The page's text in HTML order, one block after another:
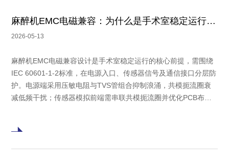
麻醉机EMC电磁兼容：为什么是手术室稳定运行的前提
2026-05-13
麻醉机EMC电磁兼容设计是手术室稳定运行的核心前提，需围绕
IEC 60601-1-2标准，在电源入口、传感器信号及通信接口分层防
护。电源端采用压敏电阻与TVS管组合抑制浪涌，共模扼流圈衰
减低频干扰；传感器模拟前端需串联共模扼流圈并优化PCB布
为最终依据，确保呼吸监测精度与设备联动可靠性。